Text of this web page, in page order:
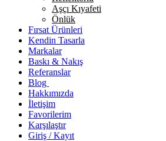
Aşçı Kıyafeti
Önlük
Fırsat Ürünleri
Kendin Tasarla
Markalar
Baskı & Nakış
Referanslar
Blog
Hakkımızda
İletişim
Favorilerim
Karşılaştır
Giriş / Kayıt